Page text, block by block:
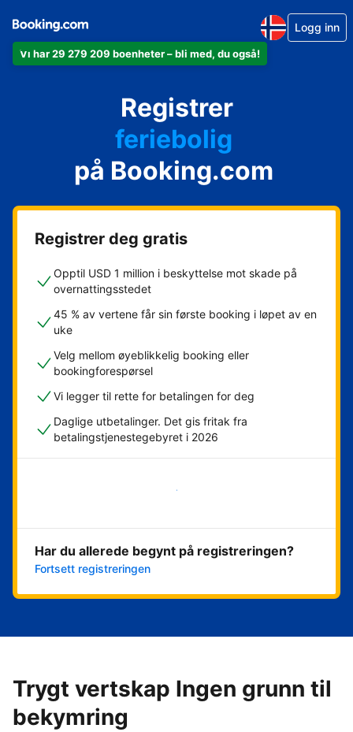
Vi har 29 279 209 boenheter – bli med, du også!
Logg inn
Registrer
leiligheten din
hotellet ditt
feriebolig
gjestgiveriet ditt
rorbua di
på Booking.com
Registrer deg gratis
Opptil USD 1 million i beskyttelse mot skade på
overnattingsstedet
45 % av vertene får sin første booking i løpet av en
uke
Velg mellom øyeblikkelig booking eller
bookingforespørsel
Vi legger til rette for betalingen for deg
Daglige utbetalinger. Det gis fritak fra
betalingstjenestegebyret i 2026
Kom i gang nå
Har du allerede begynt på registreringen?
Fortsett registreringen
Trygt vertskap Ingen grunn til
bekymring